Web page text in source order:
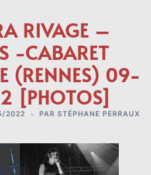
RIVAGE –
-CABARET
(RENNES) 09-
[PHOTOS]
2022 PAR STÉPHANE PERRAUX